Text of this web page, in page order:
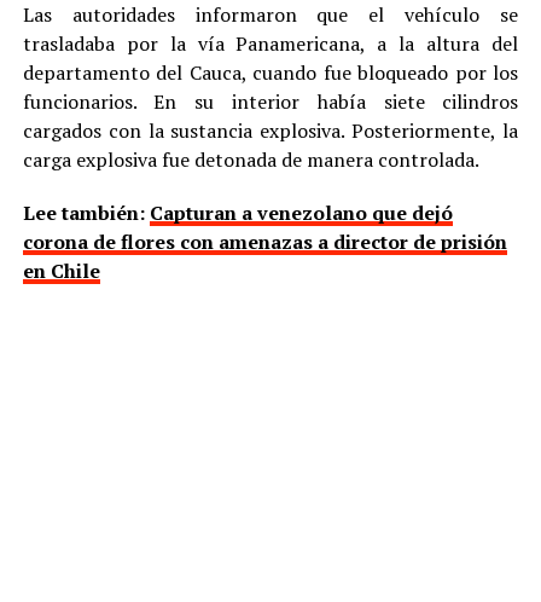
Las autoridades informaron que el vehículo se
trasladaba por la vía Panamericana, a la altura del
departamento del Cauca, cuando fue bloqueado por los
funcionarios. En su interior había siete cilindros
cargados con la sustancia explosiva. Posteriormente, la
carga explosiva fue detonada de manera controlada.
Lee también: Capturan a venezolano que dejó
corona de flores con amenazas a director de prisión
en Chile